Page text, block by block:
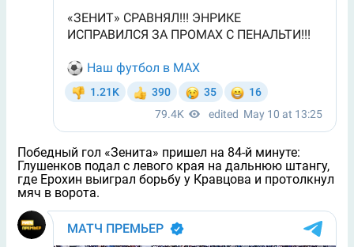
Победный гол «Зенита» пришел на 84-й минуте:
Глушенков подал с левого края на дальнюю штангу,
где Ерохин выиграл борьбу у Кравцова и протолкнул
мяч в ворота.